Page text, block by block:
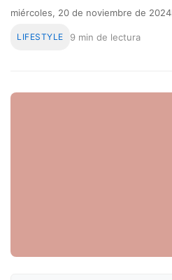
miércoles, 20 de noviembre de 2024
LIFESTYLE 9 min de lectura